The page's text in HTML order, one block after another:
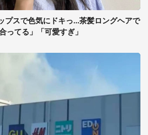
プスで色気にドキっ...茶髪ロングヘアで
ってる」「可愛すぎ」